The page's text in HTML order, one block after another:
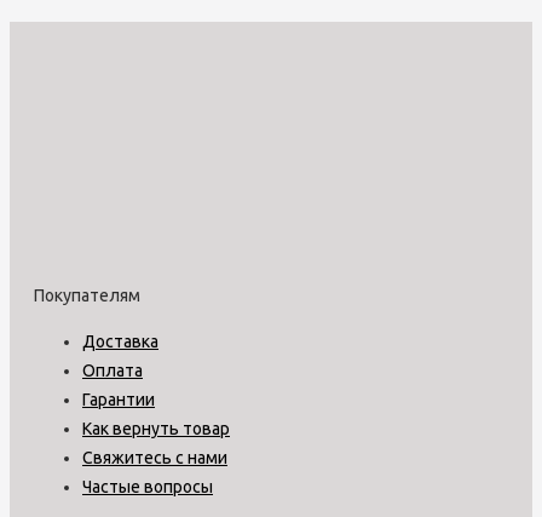
Покупателям
Доставка
Оплата
Гарантии
Как вернуть товар
Свяжитесь с нами
Частые вопросы